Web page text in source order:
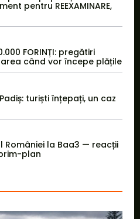
pentru REEXAMINARE,
FORINȚI: pregătiri
când vor începe plățile
turiști înțepați, un caz
României la Baa3 — reacții
plan